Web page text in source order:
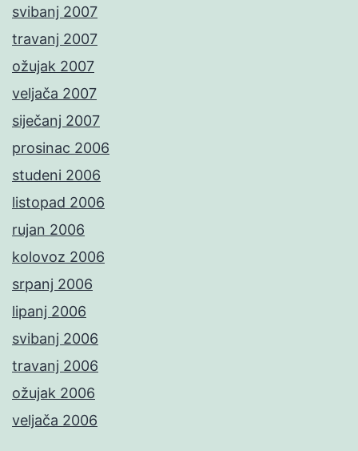
svibanj 2007
travanj 2007
ožujak 2007
veljača 2007
siječanj 2007
prosinac 2006
studeni 2006
listopad 2006
rujan 2006
kolovoz 2006
srpanj 2006
lipanj 2006
svibanj 2006
travanj 2006
ožujak 2006
veljača 2006